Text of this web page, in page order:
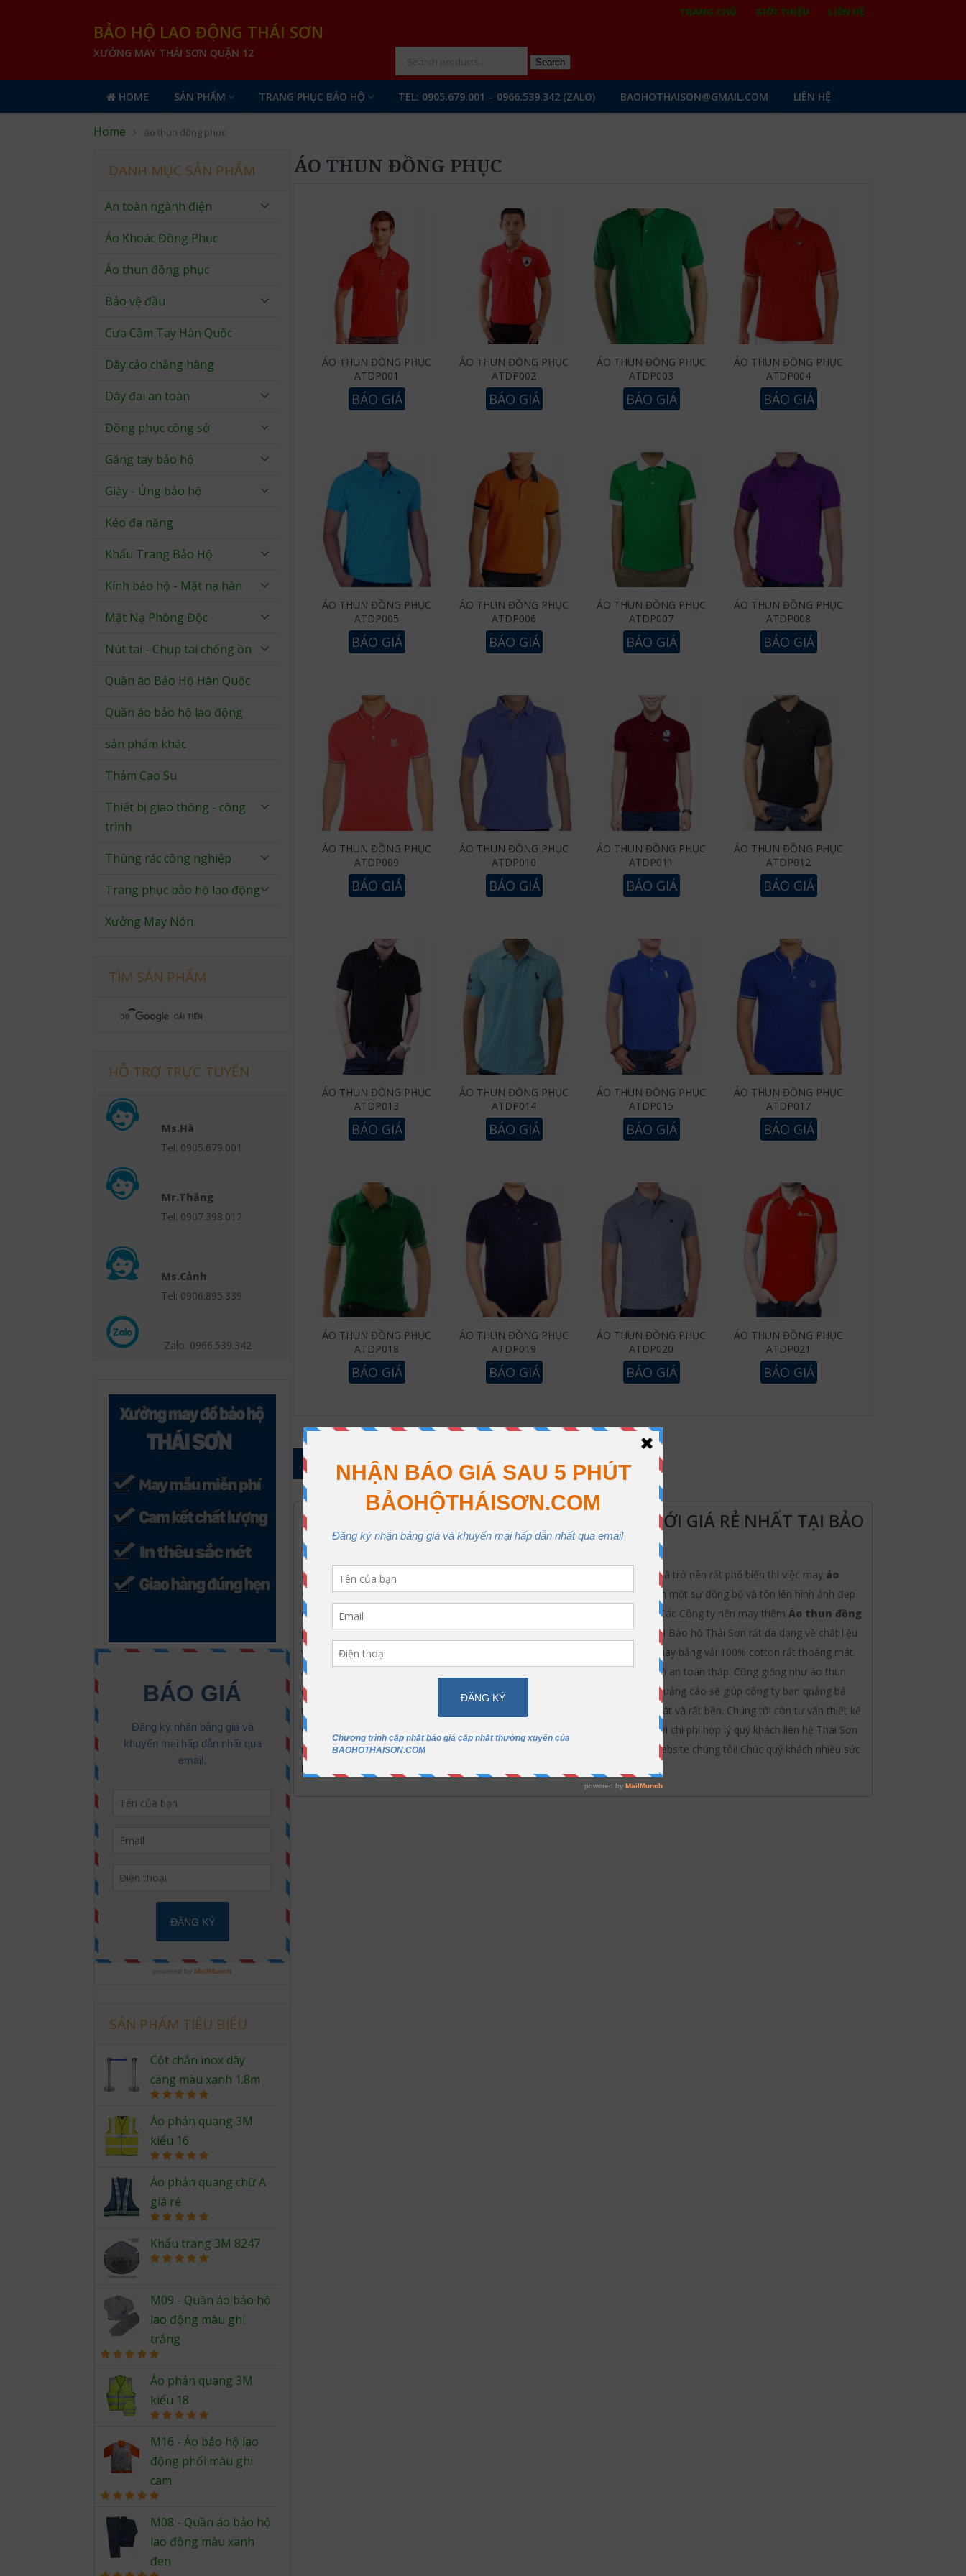
TRANG CHỦ GIỚI THIỆU LIÊN HỆ
BẢO HỘ LAO ĐỘNG THÁI SƠN
XƯỞNG MAY THÁI SƠN QUẬN 12
Search
HOME SẢN PHẨM TRANG PHỤC BẢO HỘ TEL: 0905.679.001 – 0966.539.342 (ZALO) BAOHOTHAISON@GMAIL.COM LIÊN HỆ
Home áo thun đồng phục
ÁO THUN ĐỒNG PHỤC
ÁO THUN ĐỒNG PHỤC
ATDP001
BÁO GIÁ
ÁO THUN ĐỒNG PHỤC
ATDP002
BÁO GIÁ
ÁO THUN ĐỒNG PHỤC
ATDP003
BÁO GIÁ
ÁO THUN ĐỒNG PHỤC
ATDP004
BÁO GIÁ
ÁO THUN ĐỒNG PHỤC
ATDP005
BÁO GIÁ
ÁO THUN ĐỒNG PHỤC
ATDP006
BÁO GIÁ
ÁO THUN ĐỒNG PHỤC
ATDP007
BÁO GIÁ
ÁO THUN ĐỒNG PHỤC
ATDP008
BÁO GIÁ
ÁO THUN ĐỒNG PHỤC
ATDP009
BÁO GIÁ
ÁO THUN ĐỒNG PHỤC
ATDP010
BÁO GIÁ
ÁO THUN ĐỒNG PHỤC
ATDP011
BÁO GIÁ
ÁO THUN ĐỒNG PHỤC
ATDP012
BÁO GIÁ
ÁO THUN ĐỒNG PHỤC
ATDP013
BÁO GIÁ
ÁO THUN ĐỒNG PHỤC
ATDP014
BÁO GIÁ
ÁO THUN ĐỒNG PHỤC
ATDP015
BÁO GIÁ
ÁO THUN ĐỒNG PHỤC
ATDP017
BÁO GIÁ
ÁO THUN ĐỒNG PHỤC
ATDP018
BÁO GIÁ
ÁO THUN ĐỒNG PHỤC
ATDP019
BÁO GIÁ
ÁO THUN ĐỒNG PHỤC
ATDP020
BÁO GIÁ
ÁO THUN ĐỒNG PHỤC
ATDP021
BÁO GIÁ
1 2 3
MAY ÁO THUN ĐỒNG PHỤC CHẤT LƯỢNG VỚI GIÁ RẺ NHẤT TẠI BẢO
HỘ THÁI SƠN
Hiện nay bên cạnh việc may đồng phục áo lớp, đồng phục học sinh sinh viên đã trở nên rất phổ biến thì việc mayáo
thun đồng phục đẹpcho cán bộ công nhân viên là rất cần thiết vì nó tạo lên một sự đồng bộ và tôn lên hình ảnh đẹp
cho doanh nghiệp. May quần áo bảo hộ lao động cho công nhân là chưa đủ. Các Công ty nên may thêm Áo thun đồng
phục đẹpdành riêng cho thời tiết nóng bức. Áo thun đồng phục được may tại Bảo hộ Thái Sơn rất da dạng về chất liệu
vải, màu sắc, kiểu dáng và kích cỡ. Vì là dùng cho mùa hè nên áo thun được may bằng vải 100% cotton rất thoáng mát.
Áo thun phù hợp khi sử dụng trong văn phòng hoặc những nơi làm việc cần độ an toàn thấp. Cũng giống như áo thun
đồng phục thì
áo thun quảng cáocũng có kiểu dáng tương tự, áo thun quảng cáo sẽ giúp công ty bạn quảng bá
thương hiệu trên chính chiếc áo của mình. Sản phẩm đảm bảo đẹp, thoáng mát và rất bền. Chúng tôi còn tư vấn thiết kế
và in thêu logo công ty cho quý khách. Để đặt may
với chi phí hợp lý quý khách liên hệ Thái Sơn
nhé. Rất vui được hợp tác với quý khách và cảm ơn quý khách đã ghé thăm website chúng tôi! Chúc quý khách nhiều sức
khỏe và thành công!
DANH MỤC SẢN PHẨM
An toàn ngành điện
Áo Khoác Đồng Phục
Áo thun đồng phục
Bảo vệ đầu
Cưa Cầm Tay Hàn Quốc
Dây cảo chằng hàng
Dây đai an toàn
Đồng phục công sở
Găng tay bảo hộ
Giày - Ủng bảo hộ
Kéo đa năng
Khẩu Trang Bảo Hộ
Kính bảo hộ - Mặt nạ hàn
Mặt Nạ Phòng Độc
Nút tai - Chụp tai chống ồn
Quần áo Bảo Hộ Hàn Quốc
Quần áo bảo hộ lao động
sản phẩm khác
Thảm Cao Su
Thiết bị giao thông - công
trình
Thùng rác công nghiệp
Trang phục bảo hộ lao động
Xưởng May Nón
TÌM SẢN PHẨM
HỖ TRỢ TRỰC TUYẾN
Ms.Hà
Tel: 0905.679.001
Mr.Thắng
Tel: 0907.398.012
Ms.Cảnh
Tel: 0906.895.339
Zalo: 0966.539.342
SẢN PHẨM TIÊU BIỂU
Cột chắn inox dây
căng màu xanh 1.8m
out of 5
Áo phản quang 3M
kiểu 16
out of 5
Áo phản quang chữ A
giá rẻ
out of 5
Khẩu trang 3M 8247
M09 - Quần áo bảo hộ
lao động màu ghi
trắng
out of 5
Áo phản quang 3M
kiểu 18
out of 5
M16 - Áo bảo hộ lao
động phối màu ghi
cam
out of 5
M08 - Quần áo bảo hộ
lao động màu xanh
đen